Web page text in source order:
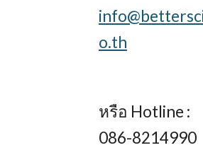
o.th
หรือ Hotline :
086-8214990